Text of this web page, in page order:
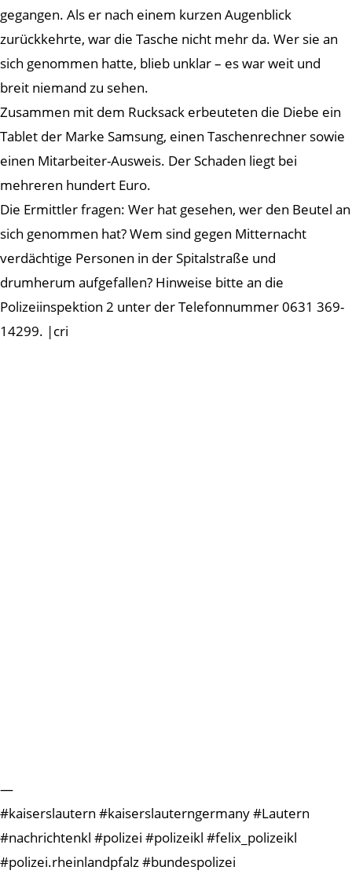
gegangen. Als er nach einem kurzen Augenblick
zurückkehrte, war die Tasche nicht mehr da. Wer sie an
sich genommen hatte, blieb unklar – es war weit und
breit niemand zu sehen.
Zusammen mit dem Rucksack erbeuteten die Diebe ein
Tablet der Marke Samsung, einen Taschenrechner sowie
einen Mitarbeiter-Ausweis. Der Schaden liegt bei
mehreren hundert Euro.
Die Ermittler fragen: Wer hat gesehen, wer den Beutel an
sich genommen hat? Wem sind gegen Mitternacht
verdächtige Personen in der Spitalstraße und
drumherum aufgefallen? Hinweise bitte an die
Polizeiinspektion 2 unter der Telefonnummer 0631 369-
14299. |cri
—
#kaiserslautern #kaiserslauterngermany #Lautern
#nachrichtenkl #polizei #polizeikl #felix_polizeikl
#polizei.rheinlandpfalz #bundespolizei